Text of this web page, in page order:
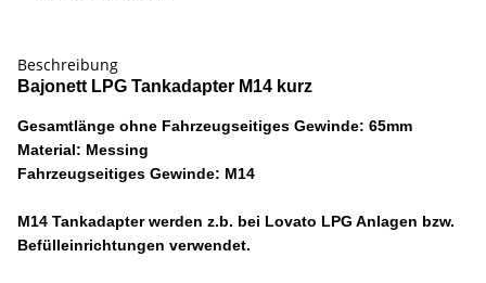
Beschreibung
Bajonett LPG Tankadapter M14 kurz
Gesamtlänge ohne Fahrzeugseitiges Gewinde: 65mm
Material: Messing
Fahrzeugseitiges Gewinde: M14
M14 Tankadapter werden z.b. bei Lovato LPG Anlagen bzw.
Befülleinrichtungen verwendet.